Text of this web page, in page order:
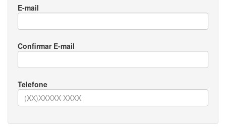
E-mail
Confirmar E-mail
Telefone